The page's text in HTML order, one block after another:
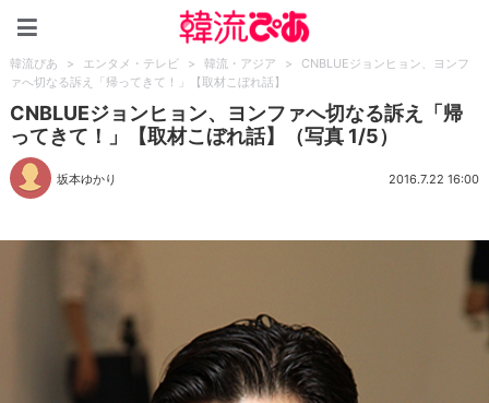
韓流ぴあ > エンタメ・テレビ > 韓流・アジア >
CNBLUEジョンヒョン、ヨンフ
ァへ切なる訴え「帰ってきて！」【取材こぼれ話】
CNBLUEジョンヒョン、ヨンファへ切なる訴え「帰
ってきて！」【取材こぼれ話】（写真 1/5）
坂本ゆかり 2016.7.22 16:00